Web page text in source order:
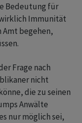
Bedeutung für
Immunität
Amt begehen,
Frage nach
nicht
die zu seinen
Anwälte
nur möglich sei,